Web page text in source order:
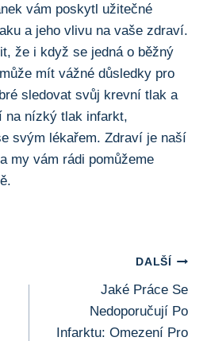
vám​ poskytl užitečné
a jeho vlivu na⁢ vaše zdraví.⁣
že i když se jedná o běžný
mít vážné důsledky pro
sledovat svůj krevní tlak a
‍na nízký tlak infarkt,
svým lékařem. Zdraví je naší⁤
⁢my ‍vám​ rádi pomůžeme
DALŠÍ
Jaké Práce Se
Nedoporučují Po
Infarktu: Omezení Pro